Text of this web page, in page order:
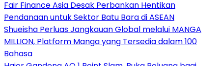
Fair Finance Asia Desak Perbankan Hentikan
Pendanaan untuk Sektor Batu Bara di ASEAN
Shueisha Perluas Jangkauan Global melalui MANGA
MILLION, Platform Manga yang Tersedia dalam 100
Bahasa